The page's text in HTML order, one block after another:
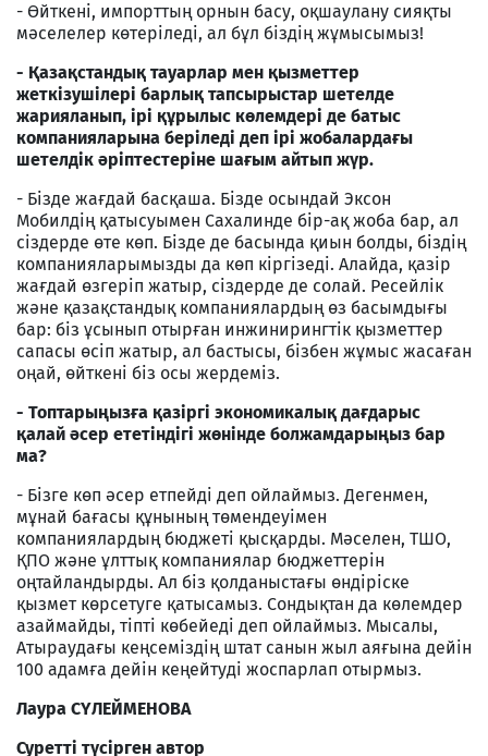
- Өйткені, импорттың орнын басу, оқшаулану сияқты
мәселелер көтеріледі, ал бұл біздің жұмысымыз!
- Қазақстандық тауарлар мен қызметтер
жеткізушілері барлық тапсырыстар шетелде
жарияланып, ірі құрылыс көлемдері де батыс
компанияларына беріледі деп ірі жобалардағы
шетелдік әріптестеріне шағым айтып жүр.
- Бізде жағдай басқаша. Бізде осындай Эксон
Мобилдің қатысуымен Сахалинде бір-ақ жоба бар, ал
сіздерде өте көп. Бізде де басында қиын болды, біздің
компанияларымызды да көп кіргізеді. Алайда, қазір
жағдай өзгеріп жатыр, сіздерде де солай. Ресейлік
және қазақстандық компаниялардың өз басымдығы
бар: біз ұсынып отырған инжинирингтік қызметтер
сапасы өсіп жатыр, ал бастысы, бізбен жұмыс жасаған
оңай, өйткені біз осы жердеміз.
- Топтарыңызға қазіргі экономикалық дағдарыс
қалай әсер ететіндігі жөнінде болжамдарыңыз бар
ма?
- Бізге көп әсер етпейді деп ойлаймыз. Дегенмен,
мұнай бағасы құнының төмендеуімен
компаниялардың бюджеті қысқарды. Мәселен, ТШО,
ҚПО және ұлттық компаниялар бюджеттерін
оңтайландырды. Ал біз қолданыстағы өндіріске
қызмет көрсетуге қатысамыз. Сондықтан да көлемдер
азаймайды, тіпті көбейеді деп ойлаймыз. Мысалы,
Атыраудағы кеңсеміздің штат санын жыл аяғына дейін
100 адамға дейін кеңейтуді жоспарлап отырмыз.
Лаура СҮЛЕЙМЕНОВА
Суретті түсірген автор